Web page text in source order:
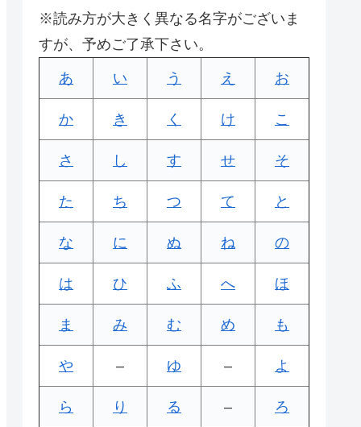
※読み方が大きく異なる名字がございま
すが、予めご了承下さい。
あ い う え お
か き く け こ
さ し す せ そ
た ち つ て と
な に ぬ ね の
は ひ ふ へ ほ
ま み む め も
や – ゆ – よ
ら り る – ろ